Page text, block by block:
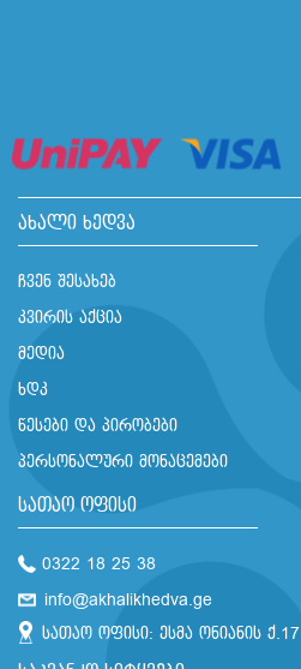
ახალი ხედვა
ჩვენ შესახებ
კვირის აქცია
მედია
ხდკ
წესები და პირობები
პერსონალური მონაცემები
სათაო ოფისი
0322 18 25 38
info@akhalikhedva.ge
სათაო ოფისი: ესმა ონიანის ქ.17